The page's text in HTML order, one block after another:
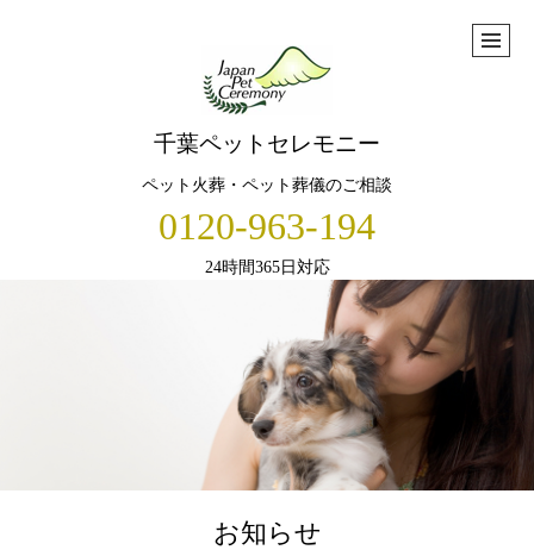
千葉ペットセレモニー
ペット火葬・ペット葬儀のご相談
0120-963-194
24時間365日対応
お知らせ